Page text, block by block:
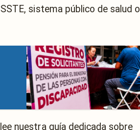
sistema público de salud o
nuestra guía dedicada sobre